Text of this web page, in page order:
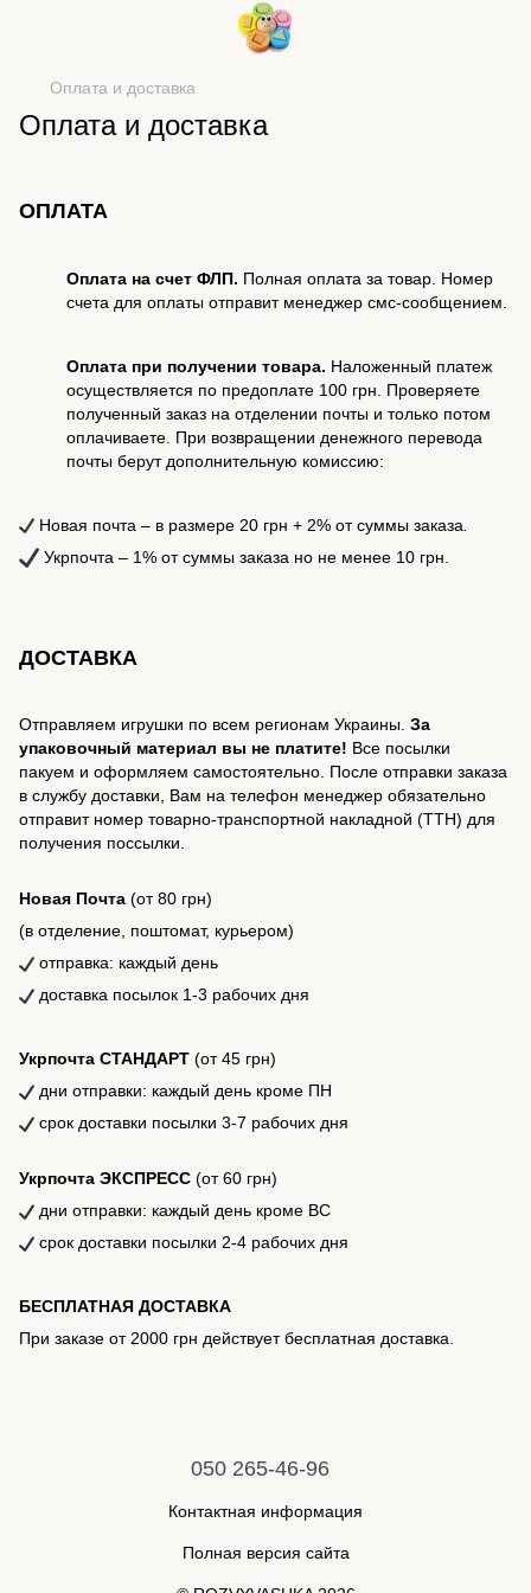
Оплата и доставка
Оплата и доставка
ОПЛАТА
Оплата на счет ФЛП. Полная оплата за товар. Номер
счета для оплаты отправит менеджер смс-сообщением.
Оплата при получении товара. Наложенный платеж
осуществляется по предоплате 100 грн. Проверяете
полученный заказ на отделении почты и только потом
оплачиваете. При возвращении денежного перевода
почты берут дополнительную комиссию:
Новая почта – в размере 20 грн + 2% от суммы заказа
Укрпочта – 1% от суммы заказа но не менее 10 грн.
ДОСТАВКА
Отправляем игрушки по всем регионам Украины. За
упаковочный материал вы не платите! Все посылки
пакуем и оформляем самостоятельно. После отправки заказа
в службу доставки, Вам на телефон менеджер обязательно
отправит номер товарно-транспортной накладной (ТТН) для
получения поссылки.
Новая Почта (от 80 грн)
(в отделение, поштомат, курьером)
отправка: каждый день
доставка посылок 1-3 рабочих дня
Укрпочта СТАНДАРТ (от 45 грн)
дни отправки: каждый день кроме ПН
срок доставки посылки 3-7 рабочих дня
Укрпочта ЭКСПРЕСС (от 60 грн)
дни отправки: каждый день кроме ВС
срок доставки посылки 2-4 рабочих дня
БЕСПЛАТНАЯ ДОСТАВКА
При заказе от 2000 грн действует бесплатная доставка.
050 265-46-96
Контактная информация
Полная версия сайта